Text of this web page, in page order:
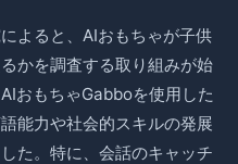
よると、AIおもちゃが子供
かを調査する取り組みが始
おもちゃGabboを使用した
能力や社会的スキルの発展
た。特に、会話のキャッチ